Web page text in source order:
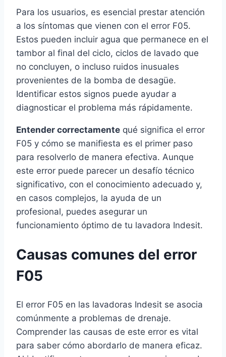
Para los usuarios, es esencial prestar atención
a los síntomas que vienen con el error F05.
Estos pueden incluir agua que permanece en el
tambor al final del ciclo, ciclos de lavado que
no concluyen, o incluso ruidos inusuales
provenientes de la bomba de desagüe.
Identificar estos signos puede ayudar a
diagnosticar el problema más rápidamente.
Entender correctamente qué significa el error
F05 y cómo se manifiesta es el primer paso
para resolverlo de manera efectiva. Aunque
este error puede parecer un desafío técnico
significativo, con el conocimiento adecuado y,
en casos complejos, la ayuda de un
profesional, puedes asegurar un
funcionamiento óptimo de tu lavadora Indesit.
Causas comunes del error
F05
El error F05 en las lavadoras Indesit se asocia
comúnmente a problemas de drenaje.
Comprender las causas de este error es vital
para saber cómo abordarlo de manera eficaz.